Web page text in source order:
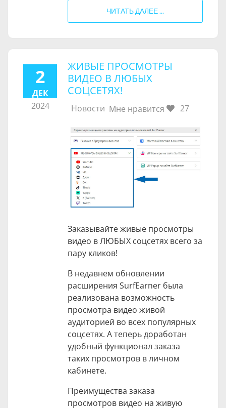
ЧИТАТЬ ДАЛЕЕ ...
2
ДЕК
2024
ЖИВЫЕ ПРОСМОТРЫ
ВИДЕО В ЛЮБЫХ
СОЦСЕТЯХ!
Новости Мне нравится 27
Заказывайте живые просмотры
видео в ЛЮБЫХ соцсетях всего за
пару кликов!
В недавнем обновлении
расширения SurfEarner была
реализована возможность
просмотра видео живой
аудиторией во всех популярных
соцсетях. А теперь доработан
удобный функционал заказа
таких просмотров в личном
кабинете.
Преимущества заказа
просмотров видео на живую